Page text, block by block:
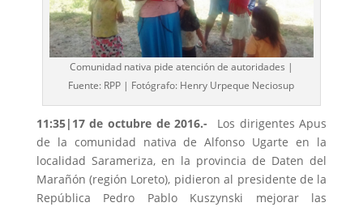
Comunidad nativa pide atención de autoridades |
Fuente: RPP | Fotógrafo: Henry Urpeque Neciosup
11:35|17 de octubre de 2016.- Los dirigentes Apus
de la comunidad nativa de Alfonso Ugarte en la
localidad Sarameriza, en la provincia de Daten del
Marañón (región Loreto), pidieron al presidente de la
República Pedro Pablo Kuszynski mejorar las